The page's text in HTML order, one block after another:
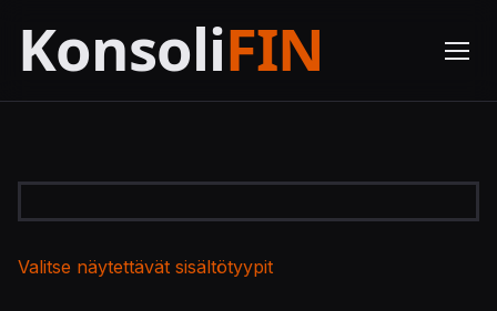
Valitse näytettävät sisältötyypit